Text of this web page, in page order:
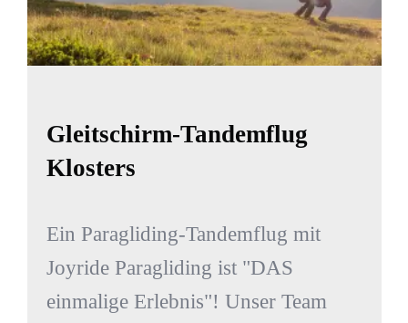
Gleitschirm-Tandemflug
Klosters
Ein Paragliding-Tandemflug mit
Joyride Paragliding ist "DAS
einmalige Erlebnis"! Unser Team